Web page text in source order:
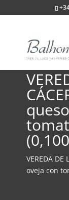
VEREDA DE
oveja con